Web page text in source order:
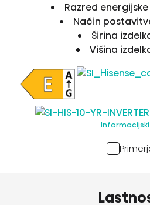
Razred
Način
Širina
Višina